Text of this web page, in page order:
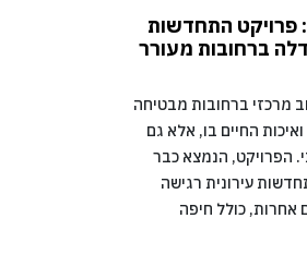
פרויקט התחדשות
ברחובות מעורר
מרכזי ברחובות מבטיחה
החיים בו, אלא גם
הפרויקט, הנמצא כבר
עירונית רגישה
אחרות, כולל חיפה